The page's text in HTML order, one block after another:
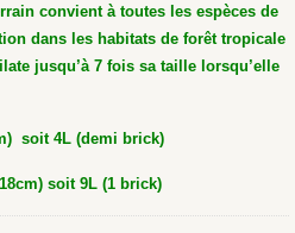
convient à toutes les espèces de
dans les habitats de forêt tropicale
jusqu’à 7 fois sa taille lorsqu’elle
soit 4L (demi brick)
9L (1 brick)